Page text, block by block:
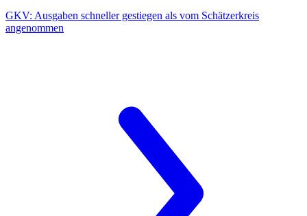
GKV: Ausgaben schneller gestiegen als vom Schätzerkreis
angenommen